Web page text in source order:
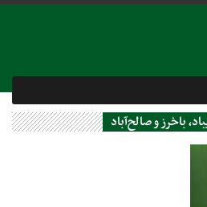
باخرز و صالح‌آباد